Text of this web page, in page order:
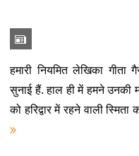
हमारी नियमित लेखिका
सुनाई हैं. हाल ही में हमने उनकी
को हरिद्वार में रहने वाली